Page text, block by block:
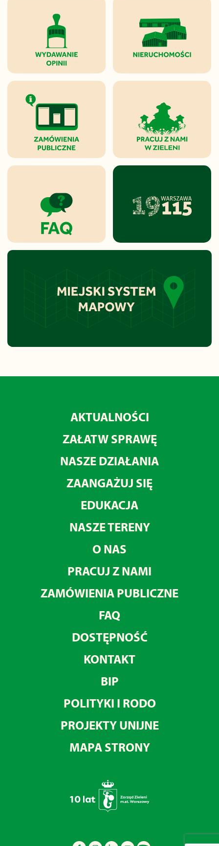
AKTUALNOŚCI
ZAŁATW SPRAWĘ
NASZE DZIAŁANIA
ZAANGAŻUJ SIĘ
EDUKACJA
NASZE TERENY
O NAS
PRACUJ Z NAMI
ZAMÓWIENIA PUBLICZNE
FAQ
DOSTĘPNOŚĆ
KONTAKT
BIP
POLITYKI I RODO
PROJEKTY UNIJNE
MAPA STRONY